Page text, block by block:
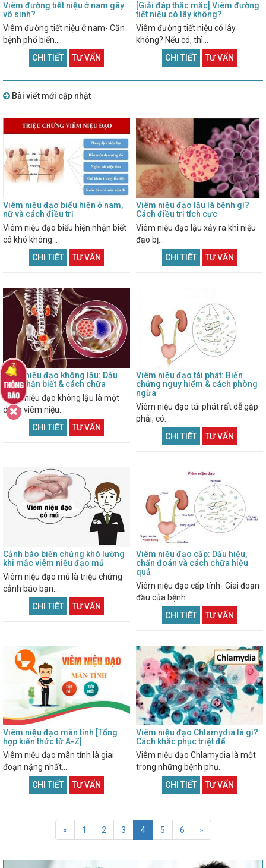
Viêm đường tiết niệu ở nam gây
vô sinh?
Viêm đường tiết niệu ở nam- Căn
bệnh phổ biến...
CHI TIẾT
TƯ VẤN
[Giải đáp thắc mắc] Viêm đường
tiết niệu có lây không?
Viêm đường tiết niệu có lây
không? Nếu có, thì...
CHI TIẾT
TƯ VẤN
Bài viết mới cập nhật
Viêm niệu đạo biểu hiện ở nam,
nữ và cách điều trị
Viêm niệu đạo biểu hiện nhận biết
có khó không...
CHI TIẾT
TƯ VẤN
Viêm niệu đạo lậu là bệnh gì?
Cách điều trị tích cực
Viêm niệu đạo lậu xảy ra khi niệu
đạo bị...
CHI TIẾT
TƯ VẤN
Viêm niệu đạo không lậu: Dấu
hiệu nhận biết & cách chữa
Viêm niệu đạo không lậu là một
dạng viêm niệu...
CHI TIẾT
TƯ VẤN
Viêm niệu đạo tái phát: Biến
chứng nguy hiểm & cách phòng
ngừa
Viêm niệu đạo tái phát rất dễ gặp
phải, có...
CHI TIẾT
TƯ VẤN
Cảnh báo biến chứng khó lường
khi mắc viêm niệu đạo mủ
Viêm niệu đạo mủ là triệu chứng
cảnh báo bạn...
CHI TIẾT
TƯ VẤN
Viêm niệu đạo cấp: Dấu hiệu,
chẩn đoán và cách chữa hiệu
quả
Viêm niệu đạo cấp tính- Giai đoạn
đầu của bệnh...
CHI TIẾT
TƯ VẤN
Viêm niệu đạo mãn tính [Tổng
hợp kiến thức từ A-Z]
Viêm niệu đạo mãn tính là giai
đoạn nặng nhất...
CHI TIẾT
TƯ VẤN
Viêm niệu đạo Chlamydia là gì?
Cách khắc phục triệt để
Viêm niệu đạo Chlamydia là một
trong những bệnh phụ...
CHI TIẾT
TƯ VẤN
« 1 2 3 4 5 6 »